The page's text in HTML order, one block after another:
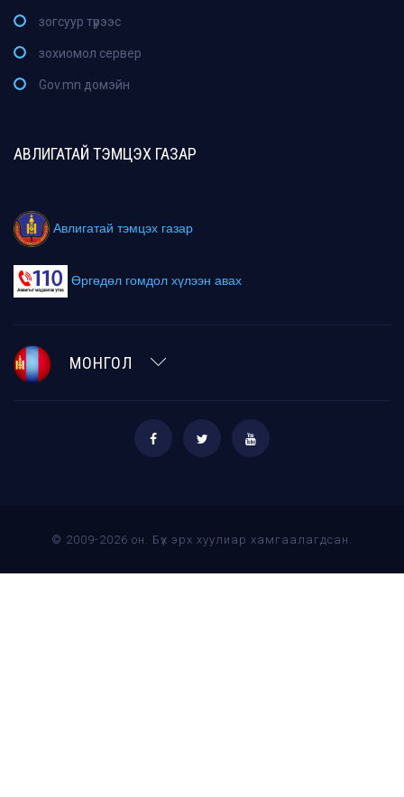
зогсуур түрээс
зохиомол сервер
Gov.mn домэйн
АВЛИГАТАЙ ТЭМЦЭХ ГАЗАР
Авлигатай тэмцэх газар
Өргөдөл гомдол хүлээн авах
МОНГОЛ
© 2009-2026 он. Бүх эрх хуулиар хамгаалагдсан.